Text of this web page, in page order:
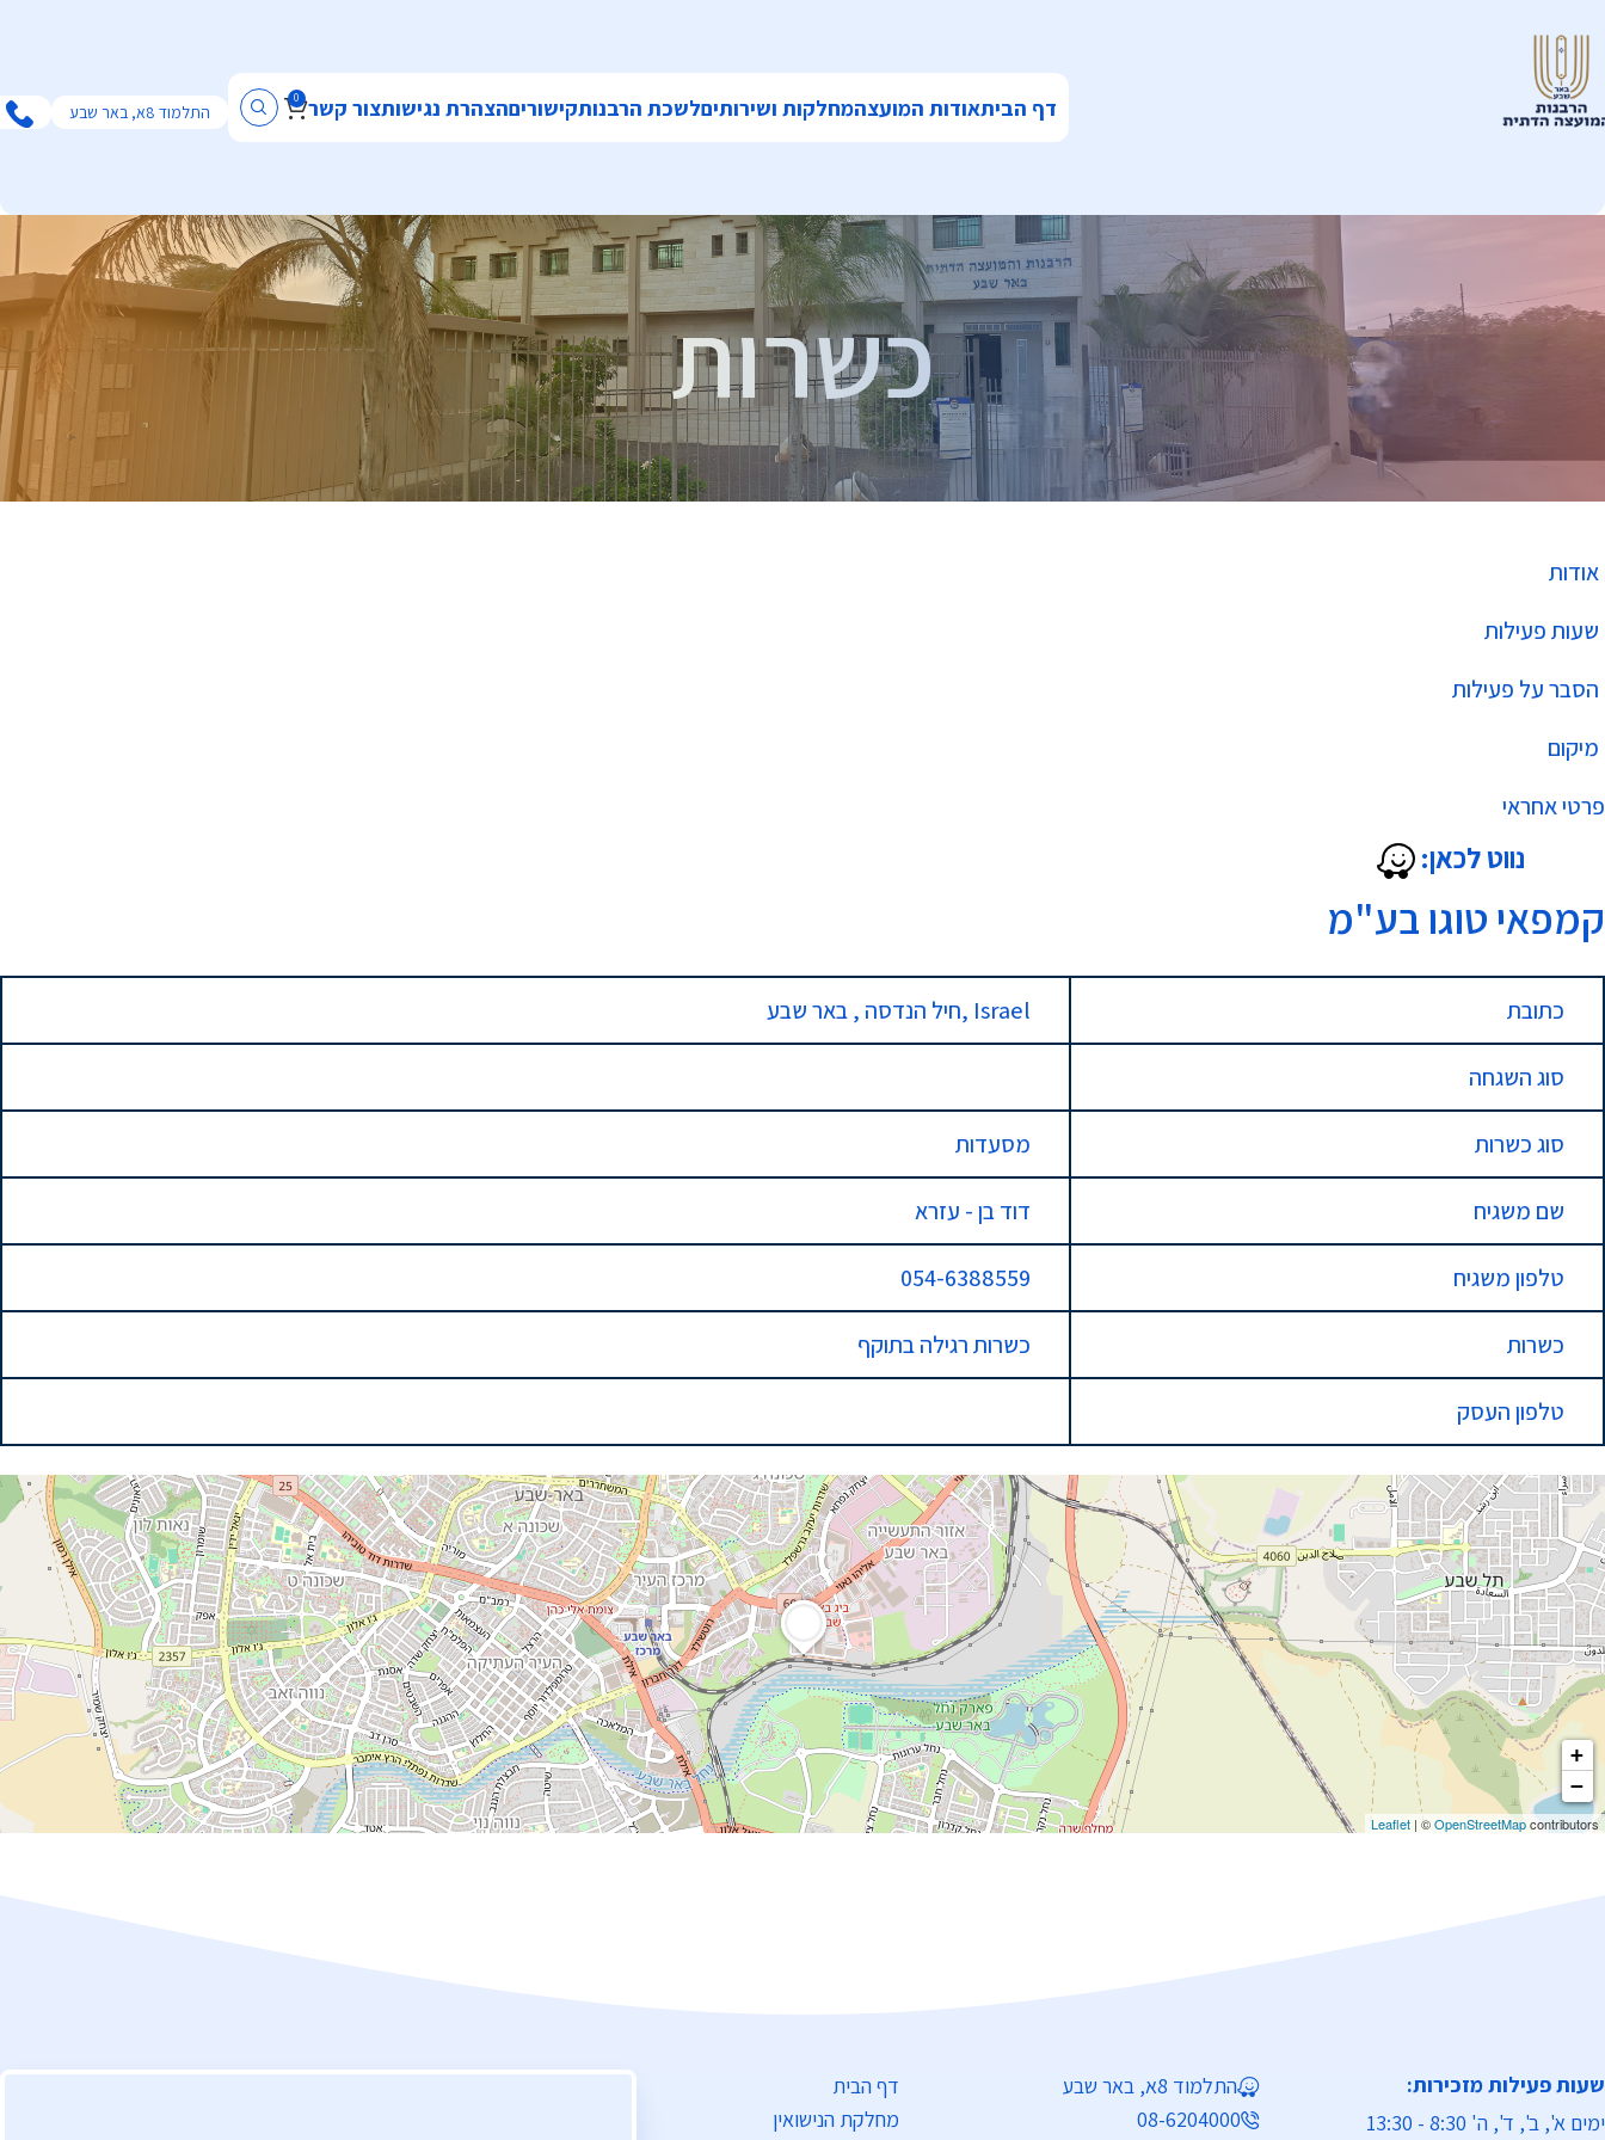
דף הביתאודות המועצהמחלקות ושירותיםלשכת הרבנותקישוריםהצהרת נגישותצור קשר 0
התלמוד 8א, באר שבע
כשרות
אודות
שעות פעילות
הסבר על פעילות
מיקום
פרטי אחראי
נווט לכאן:
קמפאי טוגו בע"מ
כתובת חיל הנדסה , באר שבע, Israel
סוג השגחה
סוג כשרות מסעדות
שם משגיח דוד בן - עזרא
טלפון משגיח 054-6388559
כשרות כשרות רגילה בתוקף
טלפון העסק
+
−
Leaflet | ©OpenStreetMapcontributors
דף הבית
מחלקת הנישואין
התלמוד 8א, באר שבע
08-6204000
שעות פעילות מזכירות:
ימים א', ב', ד', ה' 8:30 - 13:30